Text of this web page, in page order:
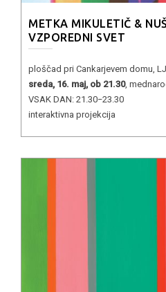
METKA MIKULETIČ &
VZPOREDNI SVET
ploščad pri Cankarjevem domu,
sreda, 16. maj, ob 21.30,
VSAK DAN: 21.30−23.30
interaktivna projekcija